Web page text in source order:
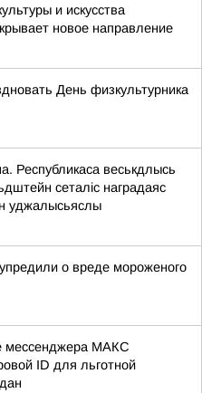
и искусства
новое направление
День физкультурника
Республикаса веськдлысь
сеталіс наградаяс
уджалысьяслы
о вреде мороженого
мессенджера МАКС
ID для льготной